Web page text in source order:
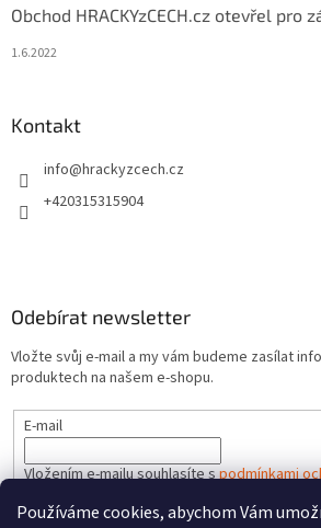
Používáme cookies, abychom Vám
Obchod HRACKYzCECH.cz otevřel pro
1.6.2022
Kontakt
info@hrackyzcech.cz
+420315315904
Odebírat newsletter
Vložte svůj e-mail a my vám budeme zasílat
produktech na našem e-shopu.
E-mail
Vložením e-mailu souhlasíte spodmínkami